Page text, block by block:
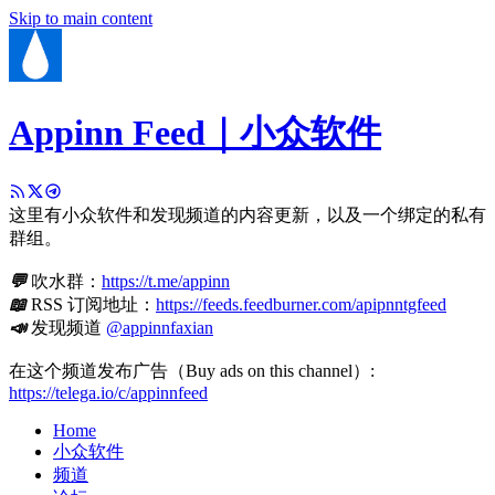
Skip to main content
Appinn Feed｜小众软件
这里有小众软件和发现频道的内容更新，以及一个绑定的私有
群组。
💬吹水群： https://t.me/appinn
📖RSS 订阅地址： https://feeds.feedburner.com/apipnntgfeed
📣发现频道 @appinnfaxian
在这个频道发布广告（Buy ads on this channel）:
https://telega.io/c/appinnfeed
Home
小众软件
频道